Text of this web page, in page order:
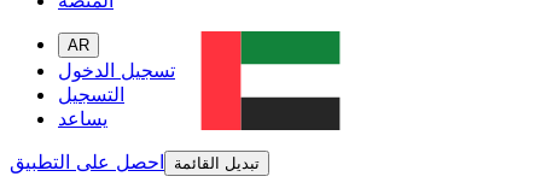
AR
تسجيل الدخول
التسجيل
يساعد
احصل على التطبيق
تبديل القائمة